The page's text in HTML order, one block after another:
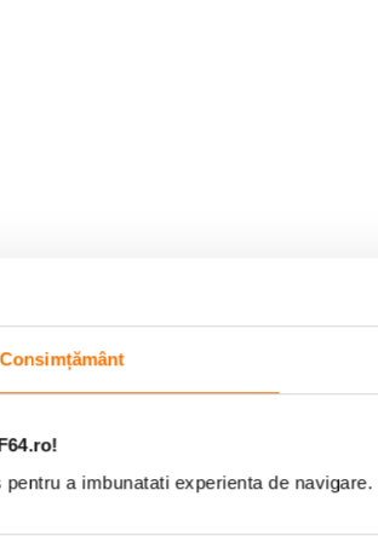
Consimțământ
pentru a imbunatati experienta de